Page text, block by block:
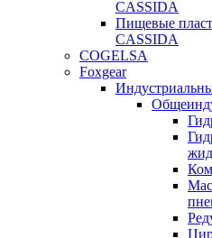
CASSIDA
Пищевые
CASSIDA
COGELSA
Foxgear